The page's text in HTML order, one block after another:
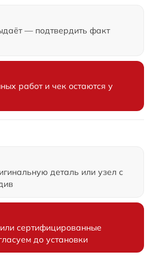
— подтвердить факт
работ и чек остаются у
деталь или узел с
сертифицированные
до установки